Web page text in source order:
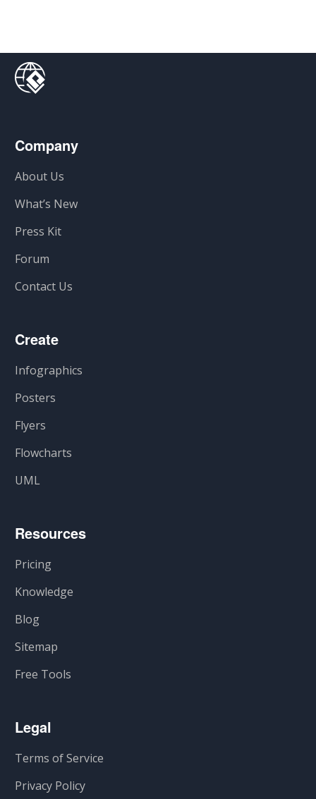
Company
About Us
What’s New
Press Kit
Forum
Contact Us
Create
Infographics
Posters
Flyers
Flowcharts
UML
Resources
Pricing
Knowledge
Blog
Sitemap
Free Tools
Legal
Terms of Service
Privacy Policy